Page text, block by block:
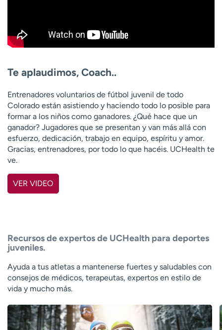
Te aplaudimos, Coach..
Entrenadores voluntarios de fútbol juvenil de todo
Colorado están asistiendo y haciendo todo lo posible para
formar a los niños como ganadores. ¿Qué hace que un
ganador? Jugadores que se presentan y van más allá con
esfuerzo, dedicación, trabajo en equipo, espíritu y amor.
Gracias, entrenadores, por todo lo que hacéis. UCHealth te
ve.
VER VIDEO
Recursos de expertos de UCHealth para deportes
juveniles.
Ayuda a tus atletas a mantenerse fuertes y saludables con
consejos de médicos, terapeutas, expertos en estilo de
vida y mucho más.